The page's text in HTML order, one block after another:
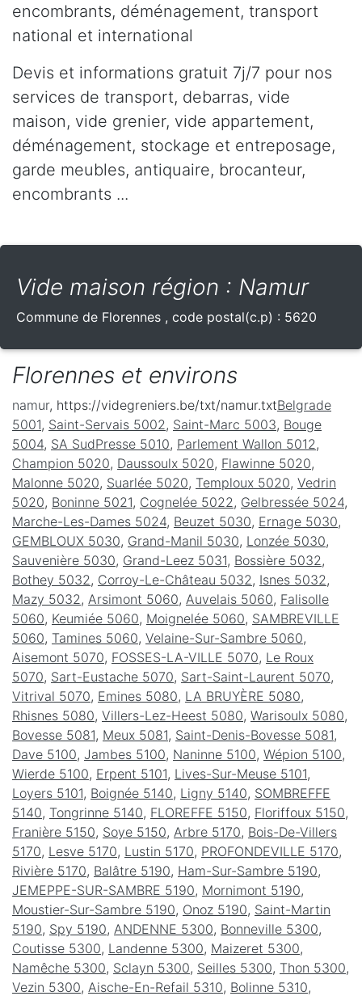
encombrants, déménagement, transport
national et international
Devis et informations gratuit 7j/7 pour nos
services de transport, debarras, vide
maison, vide grenier, vide appartement,
déménagement, stockage et entreposage,
garde meubles, antiquaire, brocanteur,
encombrants ...
Vide maison région : Namur
Commune de Florennes , code postal(c.p) : 5620
Florennes et environs
namur, https://videgreniers.be/txt/namur.txtBelgrade
5001, Saint-Servais 5002 , Saint-Marc 5003, Bouge
5004, SA SudPresse 5010, Parlement Wallon 5012 ,
Champion 5020, Daussoulx 5020, Flawinne 5020,
Malonne 5020, Suarlée 5020, Temploux 5020, Vedrin
5020, Boninne 5021, Cognelée 5022 , Gelbressée 5024,
Marche-Les-Dames 5024, Beuzet 5030, Ernage 5030,
GEMBLOUX 5030, Grand-Manil 5030, Lonzée 5030,
Sauvenière 5030, Grand-Leez 5031, Bossière 5032 ,
Bothey 5032 , Corroy-Le-Château 5032 , Isnes 5032 ,
Mazy 5032 , Arsimont 5060, Auvelais 5060, Falisolle
5060, Keumiée 5060, Moignelée 5060, SAMBREVILLE
5060, Tamines 5060, Velaine-Sur-Sambre 5060,
Aisemont 5070, FOSSES-LA-VILLE 5070, Le Roux
5070, Sart-Eustache 5070, Sart-Saint-Laurent 5070,
Vitrival 5070, Emines 5080, LA BRUYÈRE 5080,
Rhisnes 5080, Villers-Lez-Heest 5080, Warisoulx 5080,
Bovesse 5081, Meux 5081, Saint-Denis-Bovesse 5081,
Dave 5100, Jambes 5100, Naninne 5100, Wépion 5100,
Wierde 5100, Erpent 5101, Lives-Sur-Meuse 5101,
Loyers 5101, Boignée 5140, Ligny 5140, SOMBREFFE
5140, Tongrinne 5140, FLOREFFE 5150, Floriffoux 5150,
Franière 5150, Soye 5150, Arbre 5170, Bois-De-Villers
5170, Lesve 5170, Lustin 5170, PROFONDEVILLE 5170,
Rivière 5170, Balâtre 5190, Ham-Sur-Sambre 5190,
JEMEPPE-SUR-SAMBRE 5190, Mornimont 5190,
Moustier-Sur-Sambre 5190, Onoz 5190, Saint-Martin
5190, Spy 5190, ANDENNE 5300, Bonneville 5300,
Coutisse 5300, Landenne 5300, Maizeret 5300,
Namêche 5300, Sclayn 5300, Seilles 5300, Thon 5300,
Vezin 5300, Aische-En-Refail 5310, Bolinne 5310,